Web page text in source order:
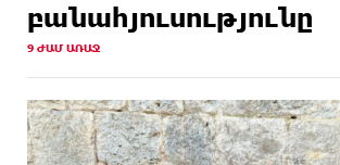
բանահյուսությունը
9 ԺԱՄ ԱՌԱՋ